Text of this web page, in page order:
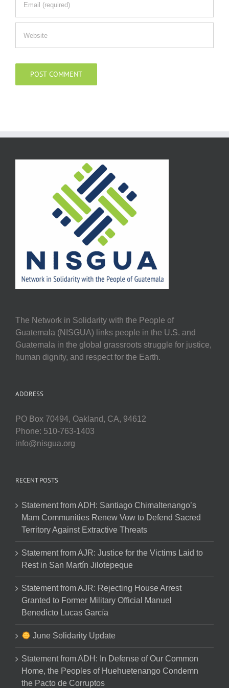
The Network in Solidarity with the People of
Guatemala (NISGUA) links people in the U.S. and
Guatemala in the global grassroots struggle for justice,
human dignity, and respect for the Earth.
ADDRESS
PO Box 70494, Oakland, CA, 94612
Phone: 510-763-1403
info@nisgua.org
RECENT POSTS
Statement from ADH: Santiago Chimaltenango’s
Mam Communities Renew Vow to Defend Sacred
Territory Against Extractive Threats
Statement from AJR: Justice for the Victims Laid to
Rest in San Martín Jilotepeque
Statement from AJR: Rejecting House Arrest
Granted to Former Military Official Manuel
Benedicto Lucas García
June Solidarity Update
Statement from ADH: In Defense of Our Common
Home, the Peoples of Huehuetenango Condemn
the Pacto de Corruptos